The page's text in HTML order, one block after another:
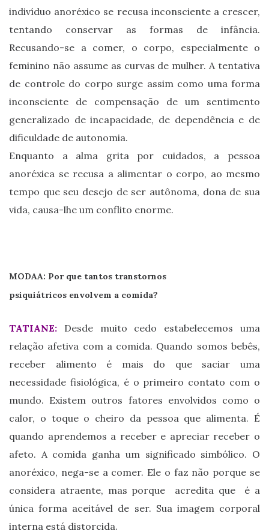
indivíduo anoréxico se recusa inconsciente a crescer,
tentando conservar as formas de infância.
Recusando-se a comer, o corpo, especialmente o
feminino não assume as curvas de mulher. A tentativa
de controle do corpo surge assim como uma forma
inconsciente de compensação de um sentimento
generalizado de incapacidade, de dependência e de
dificuldade de autonomia.
Enquanto a alma grita por cuidados, a pessoa
anoréxica se recusa a alimentar o corpo, ao mesmo
tempo que seu desejo de ser autônoma, dona de sua
vida, causa-lhe um conflito enorme.
MODAA: Por que tantos transtornos
psiquiátricos envolvem a comida?
TATIANE: Desde muito cedo estabelecemos uma
relação afetiva com a comida. Quando somos bebês,
receber alimento é mais do que saciar uma
necessidade fisiológica, é o primeiro contato com o
mundo. Existem outros fatores envolvidos como o
calor, o toque o cheiro da pessoa que alimenta. É
quando aprendemos a receber e apreciar receber o
afeto. A comida ganha um significado simbólico. O
anoréxico, nega-se a comer. Ele o faz não porque se
considera atraente, mas porque acredita que é a
única forma aceitável de ser. Sua imagem corporal
interna está distorcida.